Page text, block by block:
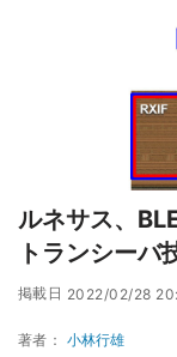
ルネサス、
トランシーバ
掲載日 2022/02/28
著者： 小林行雄